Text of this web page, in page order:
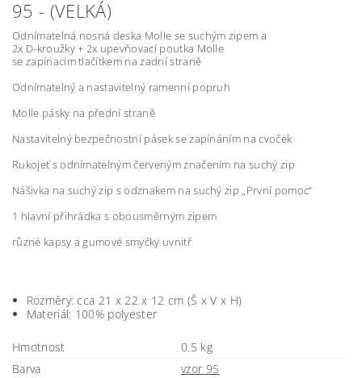
95 - (VELKÁ)
Odnímatelná nosná deska Molle se suchým zipem a
2x D-kroužky + 2x upevňovací poutka Molle
se zapínacím tlačítkem na zadní straně
Odnímatelný a nastavitelný ramenní popruh
Molle pásky na přední straně
Nastavitelný bezpečnostní pásek se zapínáním na cvoček
Rukojeť s odnímatelným červeným značením na suchý zip
Nášivka na suchý zip s odznakem na suchý zip „První pomoc“
1 hlavní přihrádka s obousměrným zipem
různé kapsy a gumové smyčky uvnitř
Rozměry: cca 21 x 22 x 12 cm (Š x V x H)
Materiál: 100% polyester
Hmotnost
0.5 kg
Barva
vzor 95